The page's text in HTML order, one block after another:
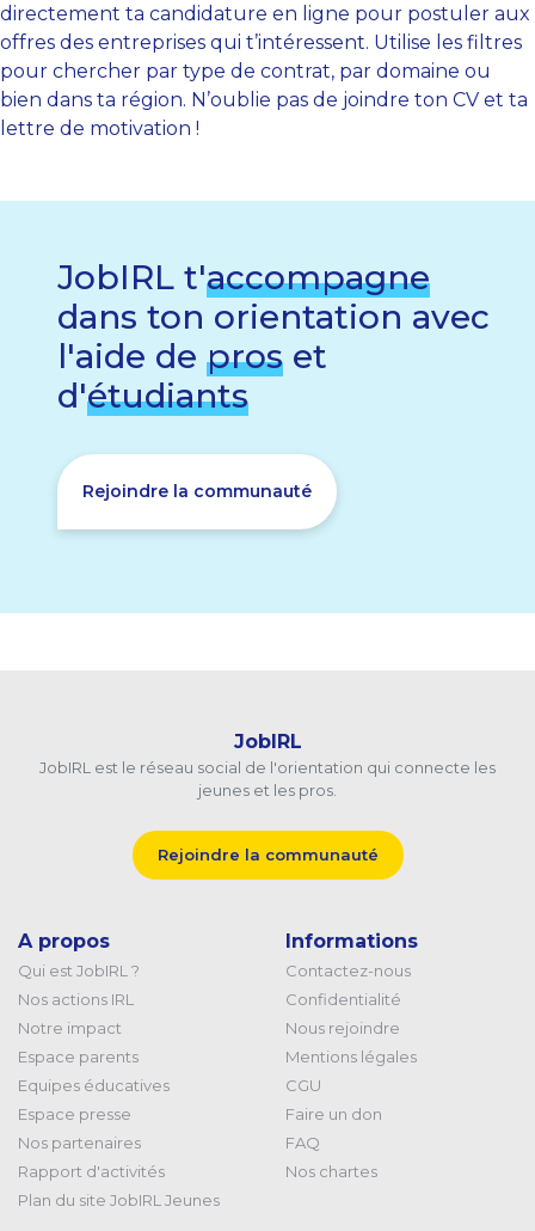
directement ta candidature en ligne pour postuler aux
offres des entreprises qui t’intéressent. Utilise les filtres
pour chercher par type de contrat, par domaine ou
bien dans ta région. N’oublie pas de joindre ton CV et ta
lettre de motivation !
JobIRL t'accompagne
dans ton orientation avec
l'aide de pros et
d'étudiants
Rejoindre la communauté
JobIRL
JobIRL est le réseau social de l'orientation qui connecte les
jeunes et les pros.
Rejoindre la communauté
A propos
Qui est JobIRL ?
Nos actions IRL
Notre impact
Espace parents
Equipes éducatives
Espace presse
Nos partenaires
Rapport d'activités
Plan du site JobIRL Jeunes
Informations
Contactez-nous
Confidentialité
Nous rejoindre
Mentions légales
CGU
Faire un don
FAQ
Nos chartes